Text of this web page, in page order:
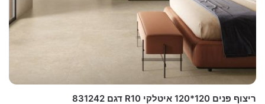
ריצוף פנים 120*120 איטלקי R10 דגם 831242